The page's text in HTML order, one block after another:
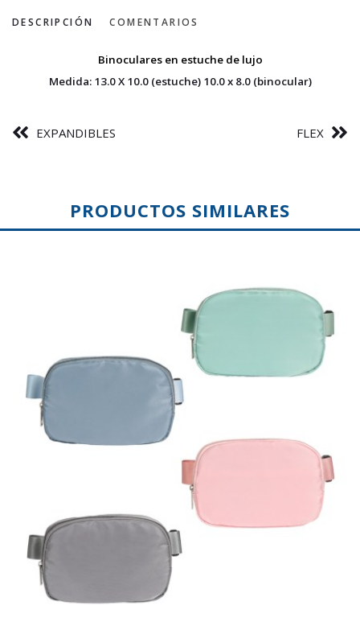
DESCRIPCIÓN COMENTARIOS
Binoculares en estuche de lujo
Medida: 13.0 X 10.0 (estuche) 10.0 x 8.0 (binocular)
EXPANDIBLES FLEX
PRODUCTOS SIMILARES